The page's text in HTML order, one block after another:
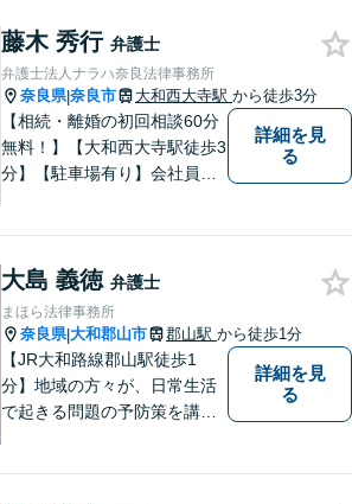
藤木 秀行 弁護士
弁護士法人ナラハ奈良法律事務所
奈良県|奈良市 大和西大寺駅 から徒歩3分
【相続・離婚の初回相談60分
無料！】【大和西大寺駅徒歩3
分】【駐車場有り】会社員を
ましたら、どうぞお気軽にご
相談ください。【お子様連れ
相談可】
詳細を見
る
大島 義徳 弁護士
まほら法律事務所
奈良県|大和郡山市 郡山駅 から徒歩1分
【JR大和路線郡山駅徒歩1
分】地域の方々が、日常生活
で起きる問題の予防策を講じ
詳細を見
る